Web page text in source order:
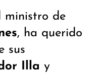
ministro de
, ha querido
sus
Illa y